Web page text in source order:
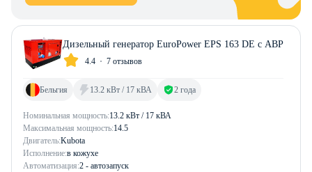
Дизельный генератор EuroPower EPS 163 DE с АВР
4.4 7 отзывов
Номинальная мощность:13.2 кВт / 17 кВА
Максимальная мощность:14.5
Двигатель:Kubota
Исполнение:в кожухе
Автоматизация:2 - автозапуск
Бельгия 13.2 кВт / 17 кВА 2 года